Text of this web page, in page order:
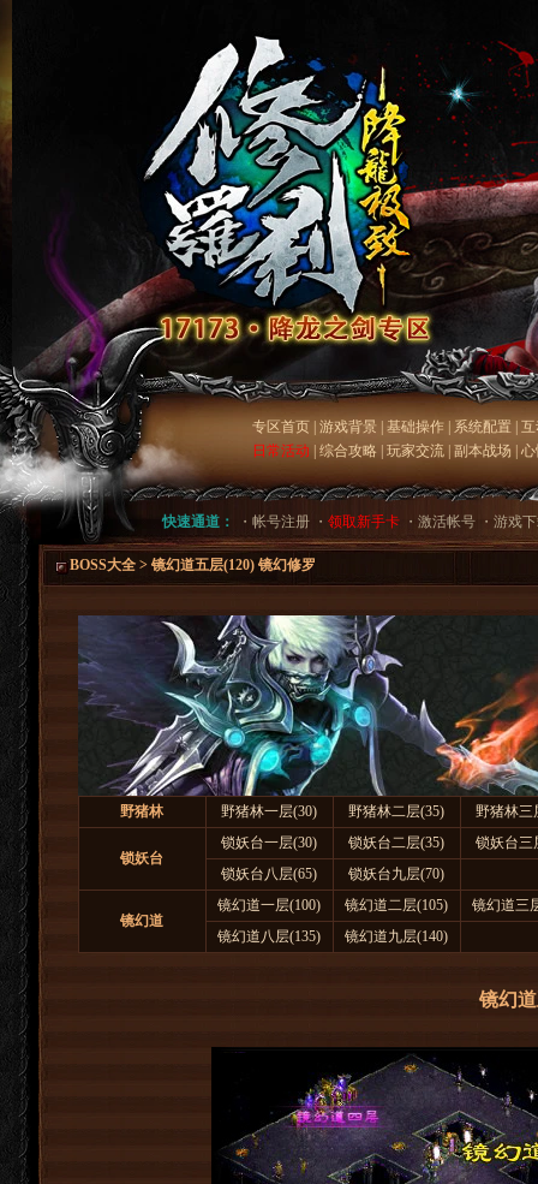
专区首页 游戏背景 基础操作 系统配置
日常活动
综合攻略 玩家交流 副本战场
快速通道： ・ 帐号注册 ・ 领取新手卡 ・ 激活帐号 ・ 游戏
BOSS大全 > 镜幻道五层(120) 镜幻修罗
野猪林 野猪林一层(30) 野猪林二层(35) 野猪林三
锁妖台
锁妖台一层(30) 锁妖台二层(35)
锁妖台三
锁妖台八层(65)
锁妖台九层(70)
镜幻道
镜幻道一层(100) 镜幻道二层(105)
镜幻道三
镜幻道八层(135)
镜幻道九层(140)
镜幻